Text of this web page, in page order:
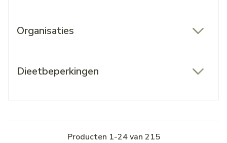
Organisaties
Dieetbeperkingen
Producten 1-24van 215